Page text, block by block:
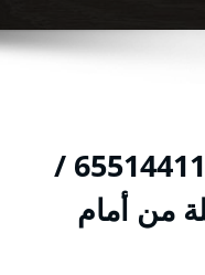
شراء سيارات الواحة / 65514411 /
من أمام